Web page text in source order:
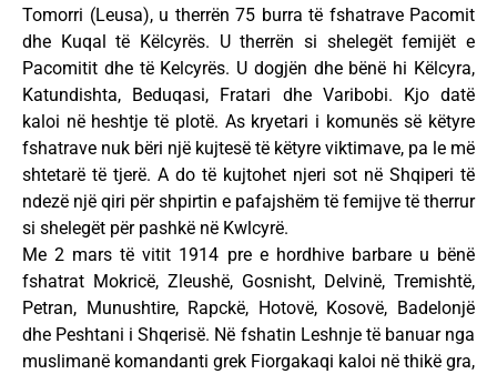
Tomorri (Leusa), u therrën 75 burra të fshatrave Pacomit
dhe Kuqal të Këlcyrës. U therrën si shelegët femijët e
Pacomitit dhe të Kelcyrës. U dogjën dhe bënë hi Këlcyra,
Katundishta, Beduqasi, Fratari dhe Varibobi. Kjo datë
kaloi në heshtje të plotë. As kryetari i komunës së këtyre
fshatrave nuk bëri një kujtesë të këtyre viktimave, pa le më
shtetarë të tjerë. A do të kujtohet njeri sot në Shqiperi të
ndezë një qiri për shpirtin e pafajshëm të femijve të therrur
si shelegët për pashkë në Kwlcyrë.
Me 2 mars të vitit 1914 pre e hordhive barbare u bënë
fshatrat Mokricë, Zleushë, Gosnisht, Delvinë, Tremishtë,
Petran, Munushtire, Rapckë, Hotovë, Kosovë, Badelonjë
dhe Peshtani i Shqerisë. Në fshatin Leshnje të banuar nga
muslimanë komandanti grek Fiorgakaqi kaloi në thikë gra,